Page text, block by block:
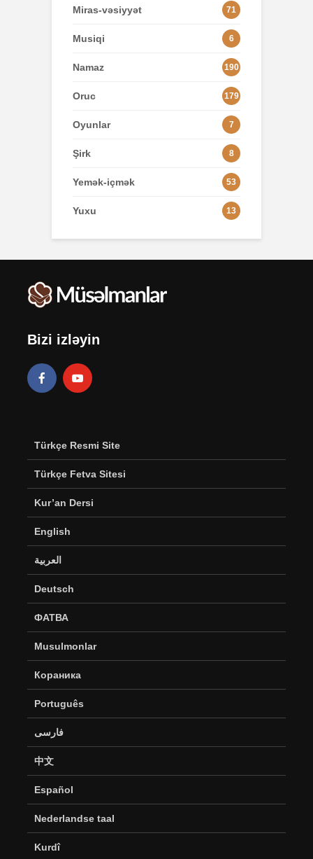
Miras-vəsiyyət 71
Musiqi 6
Namaz 190
Oruc 179
Oyunlar 7
Şirk 8
Yemək-içmək 53
Yuxu 13
Bizi izləyin
Türkçe Resmi Site
Türkçe Fetva Sitesi
Kur’an Dersi
English
العربية
Deutsch
ФАТВА
Musulmonlar
Кораника
Português
فارسی
中文
Español
Nederlandse taal
Kurdî